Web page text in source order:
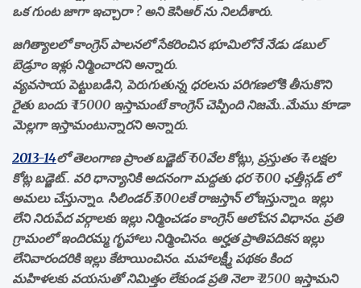
ఒక గుంట జాగా ఇచ్చారా ? అని కెసిఆర్ ను నిలదీశారు.
జగిత్యాలలో కాంగ్రెస్ పాలనలో సేకరించిన భూమిలోనే నేడు డబుల్
బెడ్రూం ఇళ్లు నిర్మించారని అన్నారు.
వ్యవసాయ పెట్టుబడిని, పెరుగుతున్న ధరలను పరిగణలోకి తీసుకొని
రైతు బందు ₹ 15000 ఇస్తామంటే కాంగ్రెస్ చెప్పింది నిజమే..మేము కూడా
మెల్లగా ఇస్తామంటున్నారని అన్నారు.
2013-14లో తెలంగాణ ప్రాంత బడ్జెట్ ₹ 60వేల కోట్లు, ప్రస్తుతం ₹ 4లక్షల
కోట్ల బడ్జెట్.. వరి ధాన్యానికి అదనంగా మద్దతు ధర ₹ 500 ఛత్తీస్గడ్ లో
అమలు చేస్తున్నాం. సిలిండర్ ₹.500లకే రాజస్తాన్ లోఇస్తున్నాం. ఇల్లు
లేని నిరుపేద వర్గాలకు ఇల్లు నిర్మించడం కాంగ్రెస్ ఆలోచన విధానం. ప్రతి
గ్రామంలో ఇందిరమ్మ గృహాలు నిర్మించినం. అర్హత ప్రాతిపదికన ఇల్లు
లేనివారందరికి ఇల్లు కేటాయించినం. మహాలక్ష్మీ పథకం కింద
మహిళలకు వయసుతో నిమిత్తం లేకుండ ప్రతి నెలా ₹ 2500 ఇస్తామని